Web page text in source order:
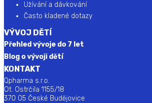
Užívání a dávkování
Často kladené dotazy
VÝVOJ DĚTÍ
Přehled vývoje do 7 let
Blog o vývoji dětí
KONTAKT
Qpharma s.r.o.
Ot. Ostrčila 1155/18
370 05 České Budějovice